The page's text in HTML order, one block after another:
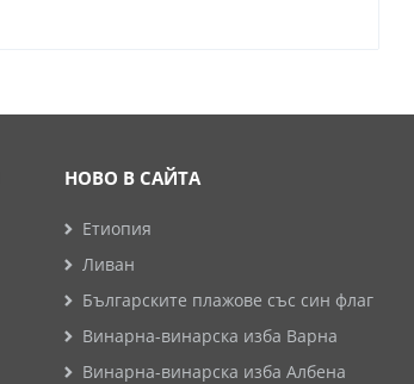
НОВО В САЙТА
Етиопия
Ливан
Българските плажове със син флаг
Винарна-винарска изба Варна
Винарна-винарска изба Албена